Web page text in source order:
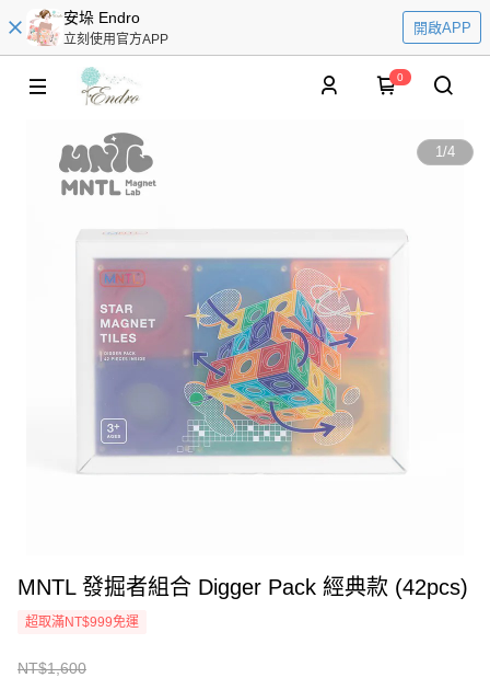
安垛 Endro
立刻使用官方APP
開啟APP
0
1/4
MNTL 發掘者組合 Digger Pack 經典款 (42pcs)
超取滿NT$999免運
NT$1,600